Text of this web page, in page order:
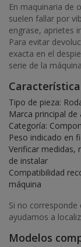
En maquinaria de
suelen fallar por
engrase, aprietes
Para evitar
exacta en el
serie de la
Tipo de pieza:
Marca principal
Categoría:
Peso indicado en
Verificar medidas,
de instalar
Compatibilidad
máquina
Si no
ayudamos a
Modelos